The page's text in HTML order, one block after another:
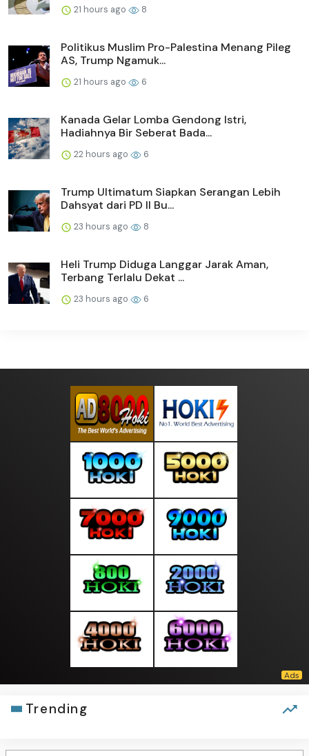
21 hours ago 8
Politikus Muslim Pro-Palestina Menang Pileg
AS, Trump Ngamuk...
21 hours ago 6
Kanada Gelar Lomba Gendong Istri,
Hadiahnya Bir Seberat Bada...
22 hours ago 6
Trump Ultimatum Siapkan Serangan Lebih
Dahsyat dari PD II Bu...
23 hours ago 8
Heli Trump Diduga Langgar Jarak Aman,
Terbang Terlalu Dekat ...
23 hours ago 6
Trending